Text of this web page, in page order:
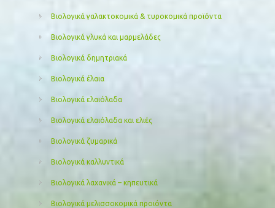
Βιολογικά γαλακτοκομικά & τυροκομικά προϊόντα
Βιολογικά γλυκά και μαρμελάδες
Βιολογικά δημητριακά
Βιολογικά έλαια
Βιολογικά ελαιόλαδα
Βιολογικά ελαιόλαδα και ελιές
Βιολογικά ζυμαρικά
Βιολογικά καλλυντικά
Βιολογικά λαχανικά – κηπευτικά
Βιολογικά μελισσοκομικά προιόντα